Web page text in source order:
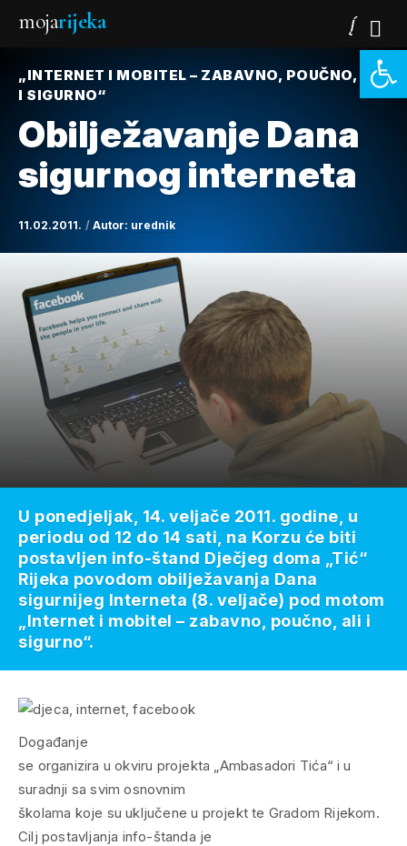
mojarijeka
„INTERNET I MOBITEL – ZABAVNO, POUČNO, ALI
I SIGURNO“
Obilježavanje Dana
sigurnog interneta
11.02.2011. Autor: urednik
Događanje
se organizira u okviru projekta „Ambasadori Tića“ i u
suradnji sa svim osnovnim
školama koje su uključene u projekt te Gradom Rijekom.
Cilj postavljanja info-štanda je
U ponedjeljak, 14. veljače 2011. godine, u
periodu od 12 do 14 sati, na Korzu će biti
postavljen info-štand Dječjeg doma „Tić“
Rijeka povodom obilježavanja Dana
sigurnijeg Interneta (8. veljače) pod motom
„Internet i mobitel – zabavno, poučno, ali i
sigurno“.